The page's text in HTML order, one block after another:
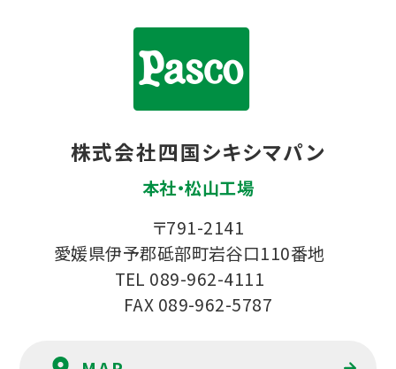
株式会社四国シキシマパン
本社・松山工場
〒791-2141
愛媛県伊予郡砥部町岩谷口110番地
TEL 089-962-4111
FAX 089-962-5787